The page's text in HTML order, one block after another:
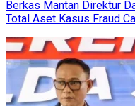
Berkas Mantan Direktur
Total Aset Kasus Fraud